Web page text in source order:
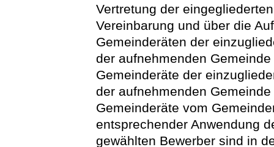
Vertretung der
Vereinbarung und über die
Gemeinderäten der
der aufnehmenden
Gemeinderäte der
der aufnehmenden
Gemeinderäte vom
entsprechender Anwendung
gewählten Bewerber sind in